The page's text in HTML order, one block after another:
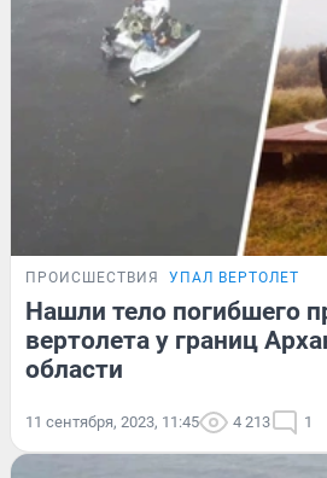
ПРОИСШЕСТВИЯ УПАЛ ВЕРТОЛЕТ
Нашли тело погибшего
вертолета у границ
области
11 сентября, 2023, 11:45 4 213 1